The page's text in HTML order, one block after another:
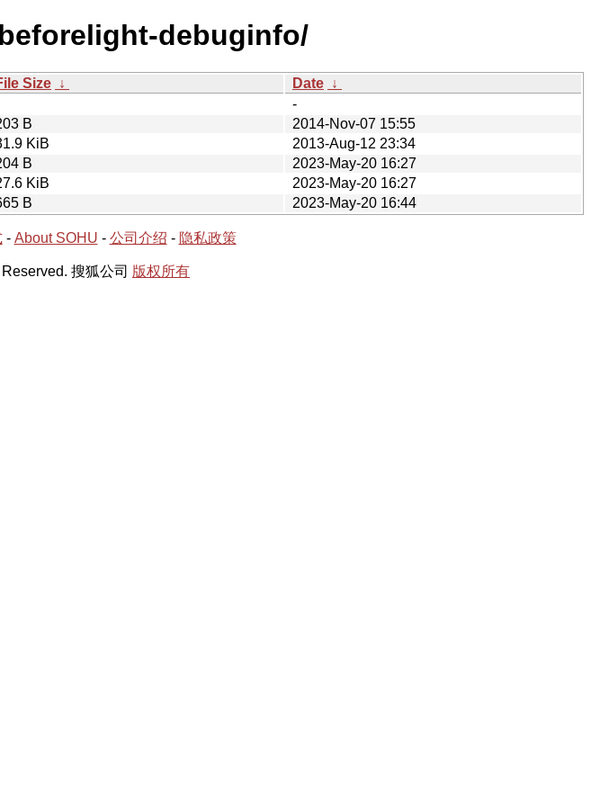
debuginfo/
Size ↓ Date ↓
-
B
2014-Nov-07 15:55
KiB
2013-Aug-12 23:34
B
2023-May-20 16:27
KiB
2023-May-20 16:27
B 2023-May-20 16:44
- About SOHU - 公司介绍 - 隐私政策
搜狐公司 版权所有